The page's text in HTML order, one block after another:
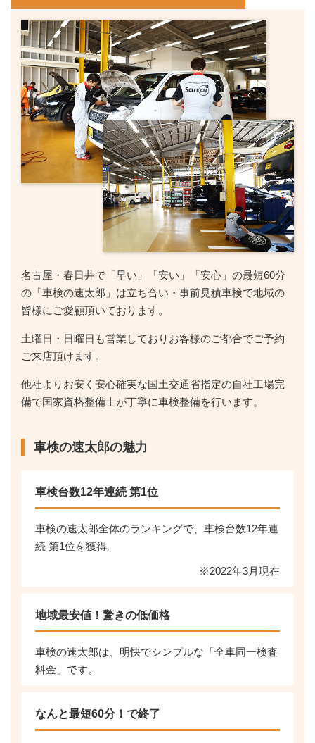
名古屋・春日井で「早い」「安い」「安心」の最短60分
の「車検の速太郎」は立ち合い・事前見積車検で地域の
皆様にご愛顧頂いております。
土曜日・日曜日も営業しておりお客様のご都合でご予約
ご来店頂けます。
他社よりお安く安心確実な国土交通省指定の自社工場完
備で国家資格整備士が丁寧に車検整備を行います。
車検の速太郎の魅力
車検台数12年連続 第1位
車検の速太郎全体のランキングで、車検台数12年連
続 第1位を獲得。
※2022年3月現在
地域最安値！驚きの低価格
車検の速太郎は、明快でシンプルな「全車同一検査
料金」です。
なんと最短60分！で終了